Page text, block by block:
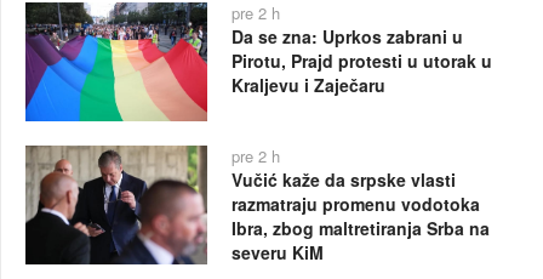
pre 2 h
Da se zna: Uprkos zabrani u
Pirotu, Prajd protesti u utorak u
Kraljevu i Zaječaru
pre 2 h
Vučić kaže da srpske vlasti
razmatraju promenu vodotoka
Ibra, zbog maltretiranja Srba na
severu KiM